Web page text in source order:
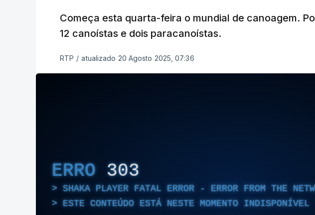
Começa esta quarta-feira o mundial de canoagem.
12 canoístas e dois paracanoístas.
RTP / atualizado 20 Agosto 2025, 07:36
ERRO 303
SHAKA PLAYER FATAL ERROR - ERROR FROM THE
ESTE CONTEÚDO ESTÁ NESTE MOMENTO INDISPONÍVEL